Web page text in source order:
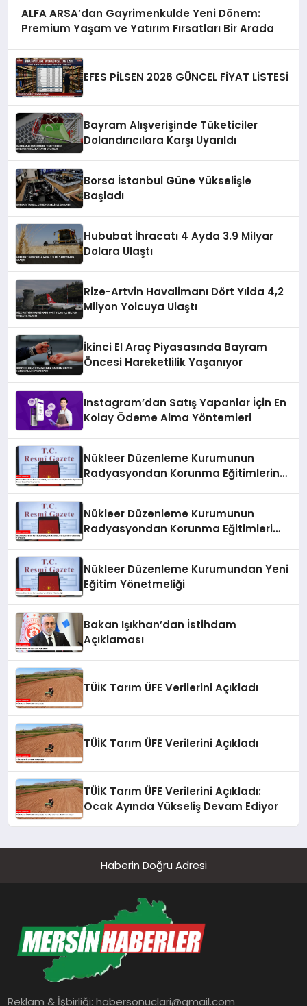
ALFA ARSA’dan Gayrimenkulde Yeni Dönem:
Premium Yaşam ve Yatırım Fırsatları Bir Arada
EFES PİLSEN 2026 GÜNCEL FİYAT LİSTESİ
Bayram Alışverişinde Tüketiciler
Dolandırıcılara Karşı Uyarıldı
Borsa İstanbul Güne Yükselişle
Başladı
Hububat İhracatı 4 Ayda 3.9 Milyar
Dolara Ulaştı
Rize-Artvin Havalimanı Dört Yılda 4,2
Milyon Yolcuya Ulaştı
İkinci El Araç Piyasasında Bayram
Öncesi Hareketlilik Yaşanıyor
Instagram’dan Satış Yapanlar İçin En
Kolay Ödeme Alma Yöntemleri
Nükleer Düzenleme Kurumunun
Radyasyondan Korunma Eğitimlerine
Nükleer Düzenleme Kurumunun
Radyasyondan Korunma Eğitimleri
Nükleer Düzenleme Kurumundan Yeni
Eğitim Yönetmeliği
Bakan Işıkhan’dan İstihdam
Açıklaması
TÜİK Tarım ÜFE Verilerini Açıkladı
TÜİK Tarım ÜFE Verilerini Açıkladı
TÜİK Tarım ÜFE Verilerini Açıkladı:
Ocak Ayında Yükseliş Devam Ediyor
Haberin Doğru Adresi
Reklam & İşbirliği:habersonuclari@gmail.com